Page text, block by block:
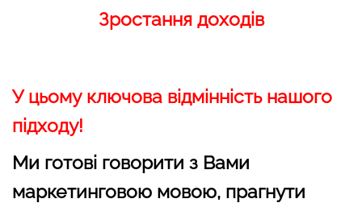
Зростання доходів
У цьому ключова відмінність нашого
підходу!
Ми готові говорити з Вами
маркетинговою мовою, прагнути